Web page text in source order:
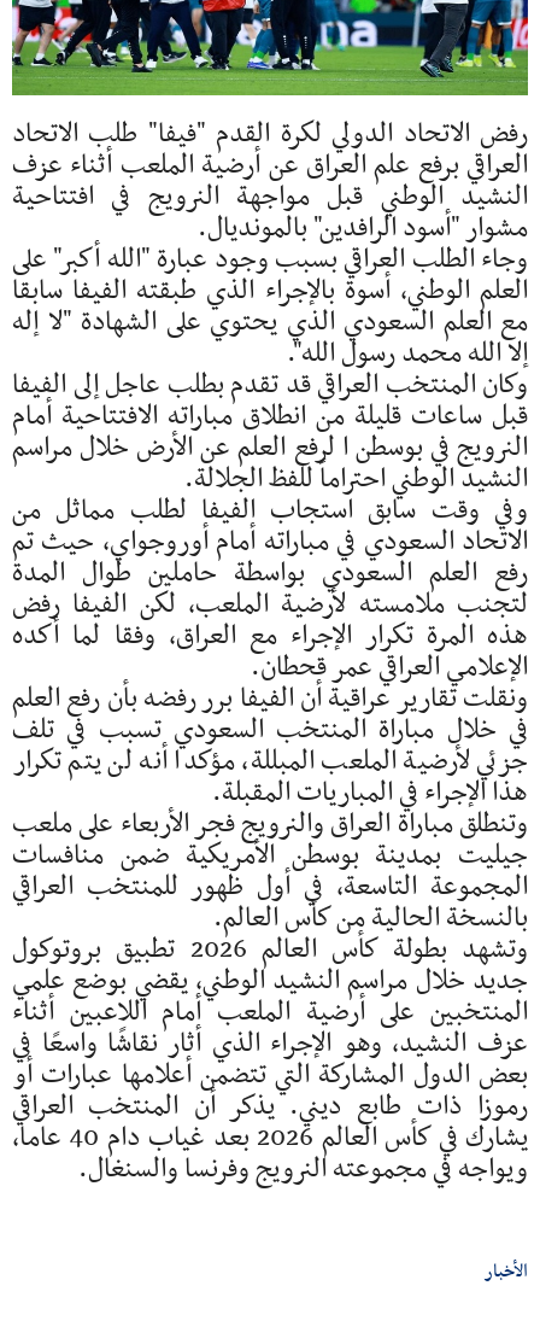
رفض الاتحاد الدولي لكرة القدم "فيفا" طلب الاتحاد
العراقي برفع علم العراق عن أرضية الملعب أثناء عزف
النشيد الوطني قبل مواجهة النرويج في افتتاحية
مشوار "أسود الرافدين" بالمونديال.
وجاء الطلب العراقي بسبب وجود عبارة "الله أكبر" على
العلم الوطني، أسوة بالإجراء الذي طبقته الفيفا سابقا
مع العلم السعودي الذي يحتوي على الشهادة "لا إله
إلا الله محمد رسول الله".
وكان المنتخب العراقي قد تقدم بطلب عاجل إلى الفيفا
قبل ساعات قليلة من انطلاق مباراته الافتتاحية أمام
النرويج في بوسطن ا لرفع العلم عن الأرض خلال مراسم
النشيد الوطني احتراماً للفظ الجلالة.
وفي وقت سابق استجاب الفيفا لطلب مماثل من
الاتحاد السعودي في مباراته أمام أوروجواي، حيث تم
رفع العلم السعودي بواسطة حاملين طوال المدة
لتجنب ملامسته لأرضية الملعب، لكن الفيفا رفض
هذه المرة تكرار الإجراء مع العراق، وفقا لما أكده
الإعلامي العراقي عمر قحطان.
ونقلت تقارير عراقية أن الفيفا برر رفضه بأن رفع العلم
في خلال مباراة المنتخب السعودي تسبب في تلف
جزئي لأرضية الملعب المبللة، مؤكدا أنه لن يتم تكرار
هذا الإجراء في المباريات المقبلة.
وتنطلق مباراة العراق والنرويج فجر الأربعاء على ملعب
جيليت بمدينة بوسطن الأمريكية ضمن منافسات
المجموعة التاسعة، في أول ظهور للمنتخب العراقي
بالنسخة الحالية من كأس العالم.
وتشهد بطولة كأس العالم 2026 تطبيق بروتوكول
جديد خلال مراسم النشيد الوطني، يقضي بوضع علمي
المنتخبين على أرضية الملعب أمام اللاعبين أثناء
عزف النشيد، وهو الإجراء الذي أثار نقاشًا واسعًا في
بعض الدول المشاركة التي تتضمن أعلامها عبارات أو
رموزا ذات طابع ديني. يذكر أن المنتخب العراقي
يشارك في كأس العالم 2026 بعد غياب دام 40 عاما،
ويواجه في مجموعته النرويج وفرنسا والسنغال.
الأخبار